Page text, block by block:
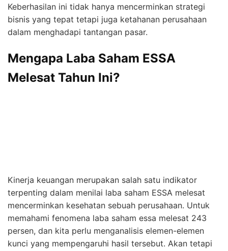
Keberhasilan ini tidak hanya mencerminkan strategi
bisnis yang tepat tetapi juga ketahanan perusahaan
dalam menghadapi tantangan pasar.
Mengapa Laba Saham ESSA
Melesat Tahun Ini?
Kinerja keuangan merupakan salah satu indikator